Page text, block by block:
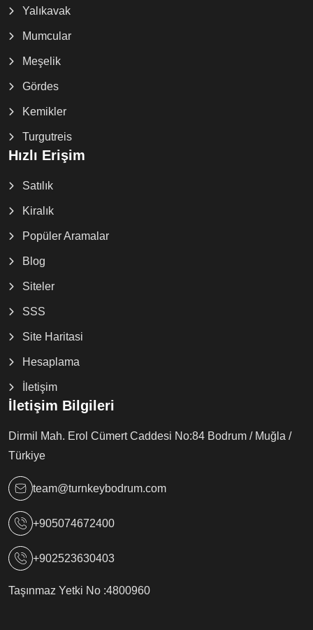
Yalıkavak
Mumcular
Meşelik
Gördes
Kemikler
Turgutreis
Hızlı Erişim
Satılık
Kiralık
Popüler Aramalar
Blog
Siteler
SSS
Site Haritasi
Hesaplama
İletişim
İletişim Bilgileri
Dirmil Mah. Erol Cümert Caddesi No:84 Bodrum / Muğla /
Türkiye
team@turnkeybodrum.com
+905074672400
+902523630403
Taşınmaz Yetki No :4800960